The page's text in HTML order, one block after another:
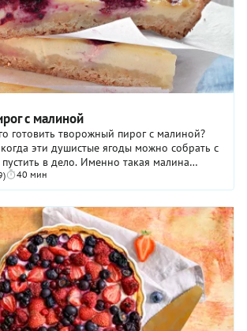
с малиной
готовить творожный пирог с малиной?
эти душистые ягоды можно собрать с
пустить в дело. Именно такая малина
этот пирог (и не ...
40 мин